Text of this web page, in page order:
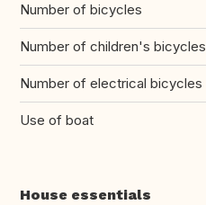
Number of bicycles
Number of children's bicycles
Number of electrical bicycles
Use of boat
House essentials